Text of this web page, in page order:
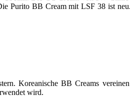
Purito BB Cream mit LSF 38 ist
Koreanische BB Creams
wird.